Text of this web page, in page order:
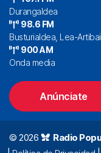
Durangaldea
98.6 FM
Busturialdea, Lea-
900 AM
Onda media
Anúnciate
© 2026 Radio